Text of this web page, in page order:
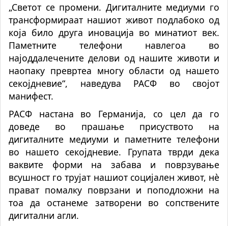
„Светот се промени. Дигиталните медиуми го
трансформираат нашиот живот подлабоко од
која било друга иновација во минатиот век.
Паметните телефони навлегоа во
најоддалечените делови од нашите животи и
наопаку превртеа многу области од нашето
секојдневие“, наведува РАСФ во својот
манифест.
РАСФ настана во Германија, со цел да го
доведе во прашање присуството на
дигиталните медиуми и паметните телефони
во нашето секојдневие. Групата тврди дека
ваквите форми на забава и поврзување
всушност го трујат нашиот социјален живот, нè
прават помалку поврзани и поподложни на
тоа да останеме затворени во сопствените
дигитални агли.